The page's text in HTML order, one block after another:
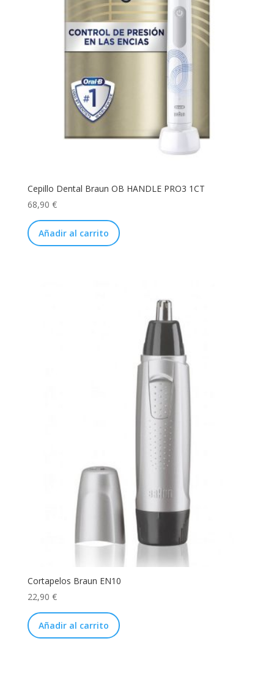
Cepillo Dental Braun OB HANDLE PRO3 1CT
68,90 €
Añadir al carrito
Cortapelos Braun EN10
22,90 €
Añadir al carrito